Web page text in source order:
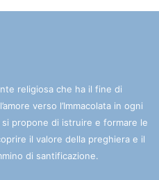
religiosa che ha il fine di
verso l’Immacolata in ogni
propone di istruire e formare le
il valore della preghiera e il
di santificazione.